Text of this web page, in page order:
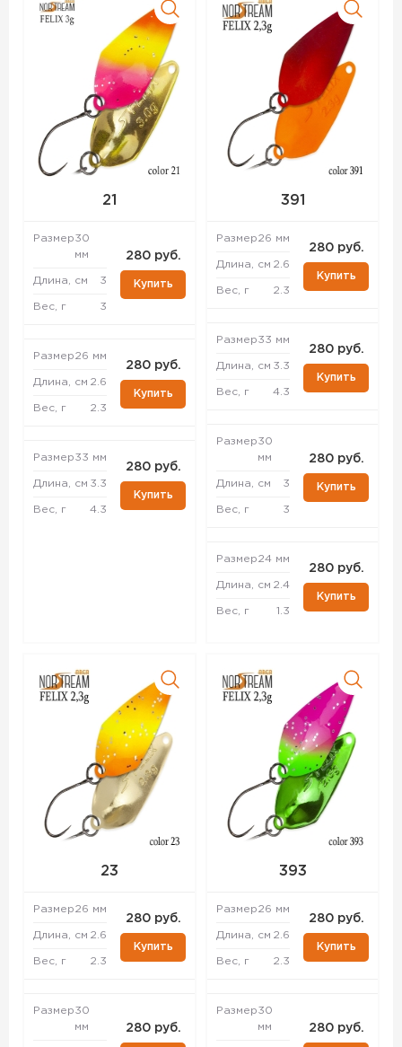
21
Размер30
мм
Длина, см 3
Вес, г 3
280 руб.
Купить
Размер26 мм
Длина, см 2.6
Вес, г 2.3
280 руб.
Купить
Размер33 мм
Длина, см 3.3
Вес, г 4.3
280 руб.
Купить
391
Размер26 мм
Длина, см 2.6
Вес, г 2.3
280 руб.
Купить
Размер33 мм
Длина, см 3.3
Вес, г 4.3
280 руб.
Купить
Размер30
мм
Длина, см 3
Вес, г 3
280 руб.
Купить
Размер24 мм
Длина, см 2.4
Вес, г 1.3
280 руб.
Купить
23
Размер26 мм
Длина, см 2.6
Вес, г 2.3
280 руб.
Купить
Размер30
мм
280 руб.
393
Размер26 мм
Длина, см 2.6
Вес, г 2.3
280 руб.
Купить
Размер30
мм
280 руб.